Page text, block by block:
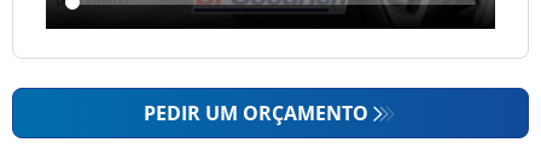
PEDIR UM ORÇAMENTO